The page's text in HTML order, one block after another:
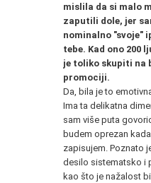
mislila da si malo
zaputili dole, jer
nominalno "svoje"
tebe. Kad ono 200
je toliko skupiti na
promociji.
Da, bila je to
Ima ta delikatna
sam više puta
budem oprezan
zapisujem. Poznato
desilo sistematsko i
kao što je nažalost